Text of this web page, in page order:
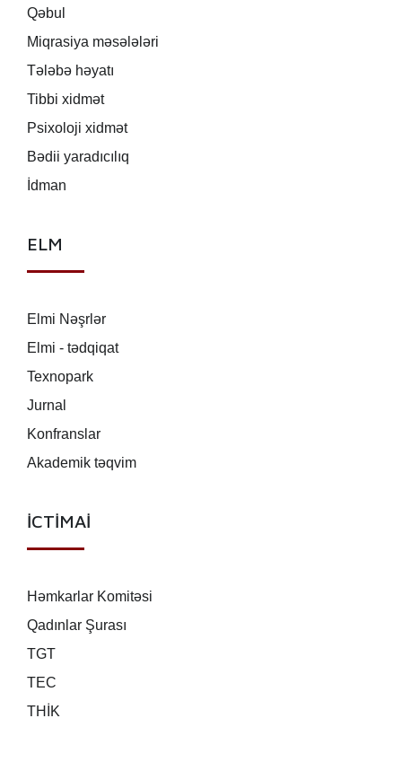
Qəbul
Miqrasiya məsələləri
Tələbə həyatı
Tibbi xidmət
Psixoloji xidmət
Bədii yaradıcılıq
İdman
ELM
Elmi Nəşrlər
Elmi - tədqiqat
Texnopark
Jurnal
Konfranslar
Akademik təqvim
İCTİMAİ
Həmkarlar Komitəsi
Qadınlar Şurası
TGT
TEC
THİK